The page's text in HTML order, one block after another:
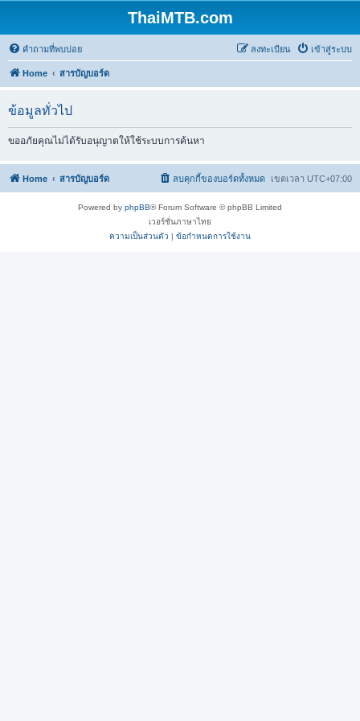
ThaiMTB.com
คำถามที่พบบ่อย เข้าสู่ระบบ
ลงทะเบียน
Home สารบัญบอร์ด
ข้อมูลทั่วไป
ขออภัยคุณไม่ได้รับอนุญาตให้ใช้ระบบการค้นหา
Home สารบัญบอร์ด เขตเวลา UTC+07:00
ลบคุกกี้ของบอร์ดทั้งหมด
Powered by phpBB® Forum Software © phpBB Limited
เวอร์ชั่นภาษาไทย
ความเป็นส่วนตัว | ข้อกำหนดการใช้งาน